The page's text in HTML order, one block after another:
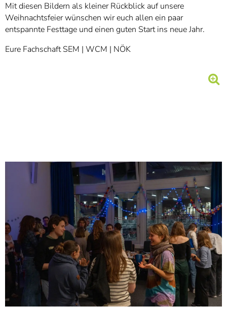
Mit diesen Bildern als kleiner Rückblick auf unsere
Weihnachtsfeier wünschen wir euch allen ein paar
entspannte Festtage und einen guten Start ins neue Jahr.
Eure Fachschaft SEM | WCM | NÖK